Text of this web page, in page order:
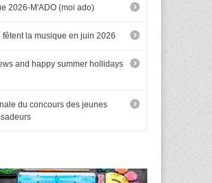
2026-M'ADO (moi ado)
fêtent la musique en juin 2026
and happy summer hollidays
du concours des jeunes